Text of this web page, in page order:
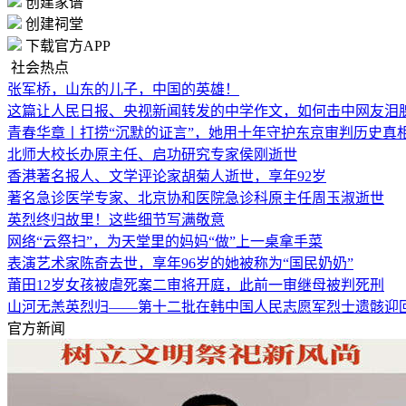
创建祠堂
下载官方APP
社会热点
张军桥，山东的儿子，中国的英雄！
这篇让人民日报、央视新闻转发的中学作文，如何击中网友
青春华章丨打捞“沉默的证言”，她用十年守护东京审判历史真
北师大校长办原主任、启功研究专家侯刚逝世
香港著名报人、文学评论家胡菊人逝世，享年92岁
著名急诊医学专家、北京协和医院急诊科原主任周玉淑逝世
英烈终归故里！这些细节写满敬意
网络“云祭扫”，为天堂里的妈妈“做”上一桌拿手菜
表演艺术家陈奇去世，享年96岁的她被称为“国民奶奶”
莆田12岁女孩被虐死案二审将开庭，此前一审继母被判死刑
山河无恙英烈归——第十二批在韩中国人民志愿军烈士遗骸迎
官方新闻